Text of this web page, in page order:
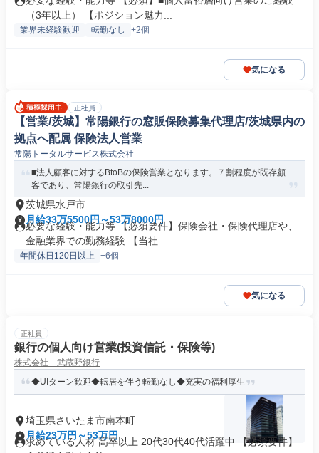
（3年以上） 【ポジション魅力...
業界未経験歓迎 転勤なし +2個
気になる
正社員
【営業/茨城】常陽銀行の窓販保険募集代理店/茨城県内の
拠点へ配属 保険法人営業
常陽トータルサービス株式会社
■法人顧客に対するBtoBの保険営業となります。７割程度が既存顧
客であり、常陽銀行の取引先...
茨城県水戸市
月給33万5500円～53万8000円
必要な経験・能力等 【必須要件】保険会社・保険代理店や、
金融業界での勤務経験 【当社...
年間休日120日以上 +6個
気になる
正社員
銀行の個人向け営業(投資信託・保険等)
株式会社 武蔵野銀行
◆UIターン歓迎◆転居を伴う転勤なし◆充実の福利厚生
埼玉県さいたま市南本町
月給23万円～53万円
求めている人材 高卒以上 20代30代40代活躍中 【必須要件】